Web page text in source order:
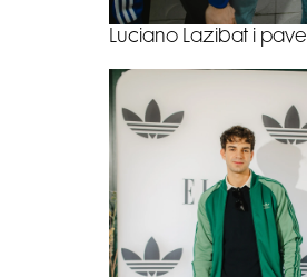
Luciano Lazibat i